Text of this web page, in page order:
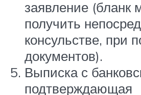
заявление (бланк
получить
консульстве, при
документов).
Выписка с
подтверждающая